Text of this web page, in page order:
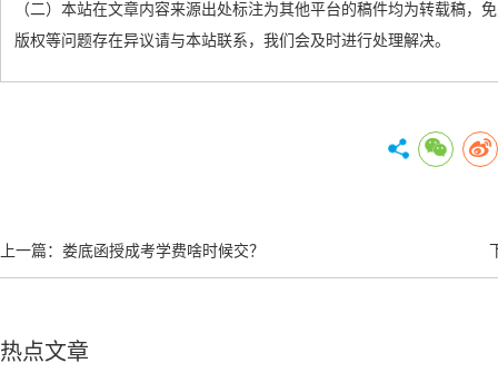
（二）本站在文章内容来源出处标注为其他平台的稿件均为转载稿
版权等问题存在异议请与本站联系，我们会及时进行处理解决。
上一篇： 娄底函授成考学费啥时候交？
热点文章